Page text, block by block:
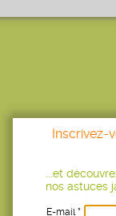
Inscrivez-
...et
nos astuces
E-mail *